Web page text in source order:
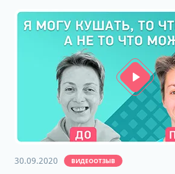
30.09.2020 ВИДЕООТЗЫВ